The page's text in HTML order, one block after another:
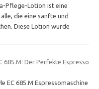
Pflege-Lotion ist eine
die eine sanfte und
Diese Lotion wurde
685.M: Der Perfekte Espresso
EC 685.M Espressomaschine